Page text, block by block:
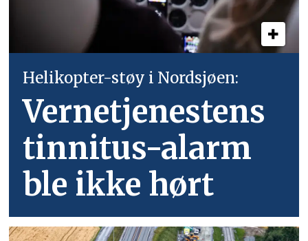
Helikopter-støy i Nordsjøen:
Vernetjenestens
tinnitus-alarm
ble ikke hørt